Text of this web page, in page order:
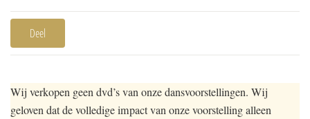
Deel
Wij verkopen geen dvd’s van onze dansvoorstellingen. Wij
geloven dat de volledige impact van onze voorstelling alleen